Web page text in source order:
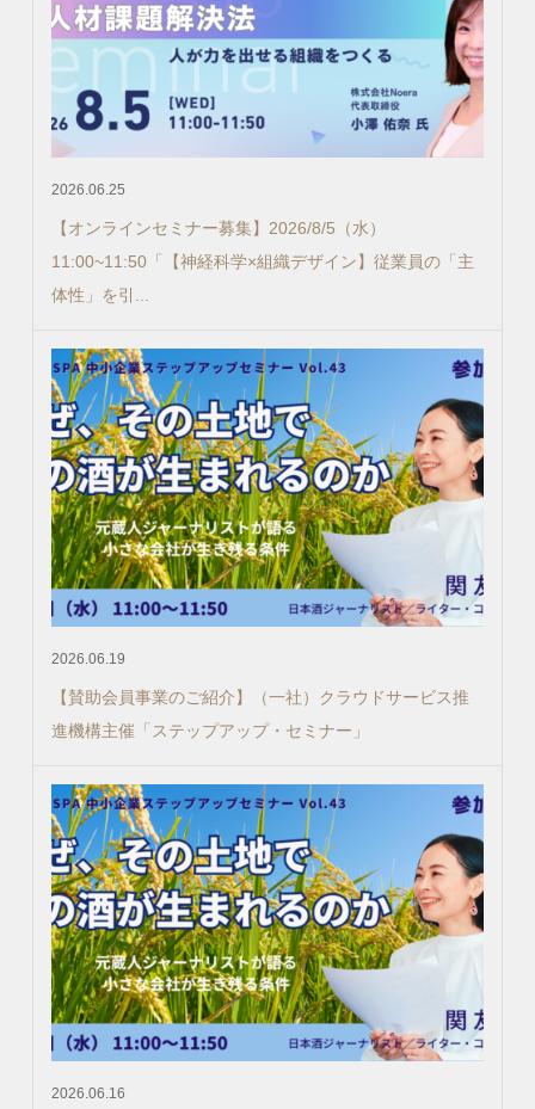
2026.06.25
【オンラインセミナー募集】2026/8/5（水）
11:00~11:50「【神経科学×組織デザイン】従業員の「主
体性」を引...
2026.06.19
【賛助会員事業のご紹介】（一社）クラウドサービス推
進機構主催「ステップアップ・セミナー」
2026.06.16